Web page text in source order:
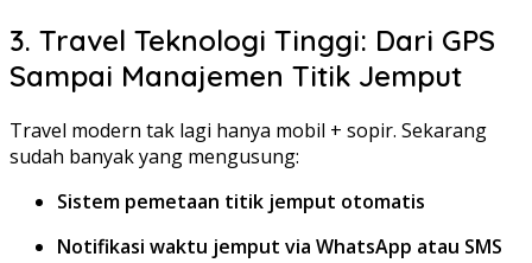
3. Travel Teknologi Tinggi: Dari GPS
Sampai Manajemen Titik Jemput
Travel modern tak lagi hanya mobil + sopir. Sekarang
sudah banyak yang mengusung:
Sistem pemetaan titik jemput otomatis
Notifikasi waktu jemput via WhatsApp atau SMS